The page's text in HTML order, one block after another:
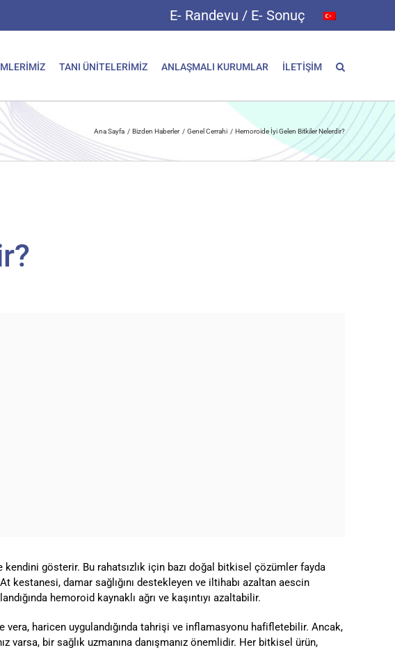
E- Randevu / E- Sonuç
TANI ÜNİTELERİMİZ ANLAŞMALI KURUMLAR İLETİŞİM
Ana Sayfa Bizden Haberler Genel Cerrahi Hemoroide İyi Gelen Bitkiler Nelerdir?
gösterir. Bu rahatsızlık için bazı doğal bitkisel çözümler fayda
damar sağlığını destekleyen ve iltihabı azaltan aescin
hemoroid kaynaklı ağrı ve kaşıntıyı azaltabilir.
haricen uygulandığında tahrişi ve inflamasyonu hafifletebilir. Ancak,
bir sağlık uzmanına danışmanız önemlidir. Her bitkisel ürün,